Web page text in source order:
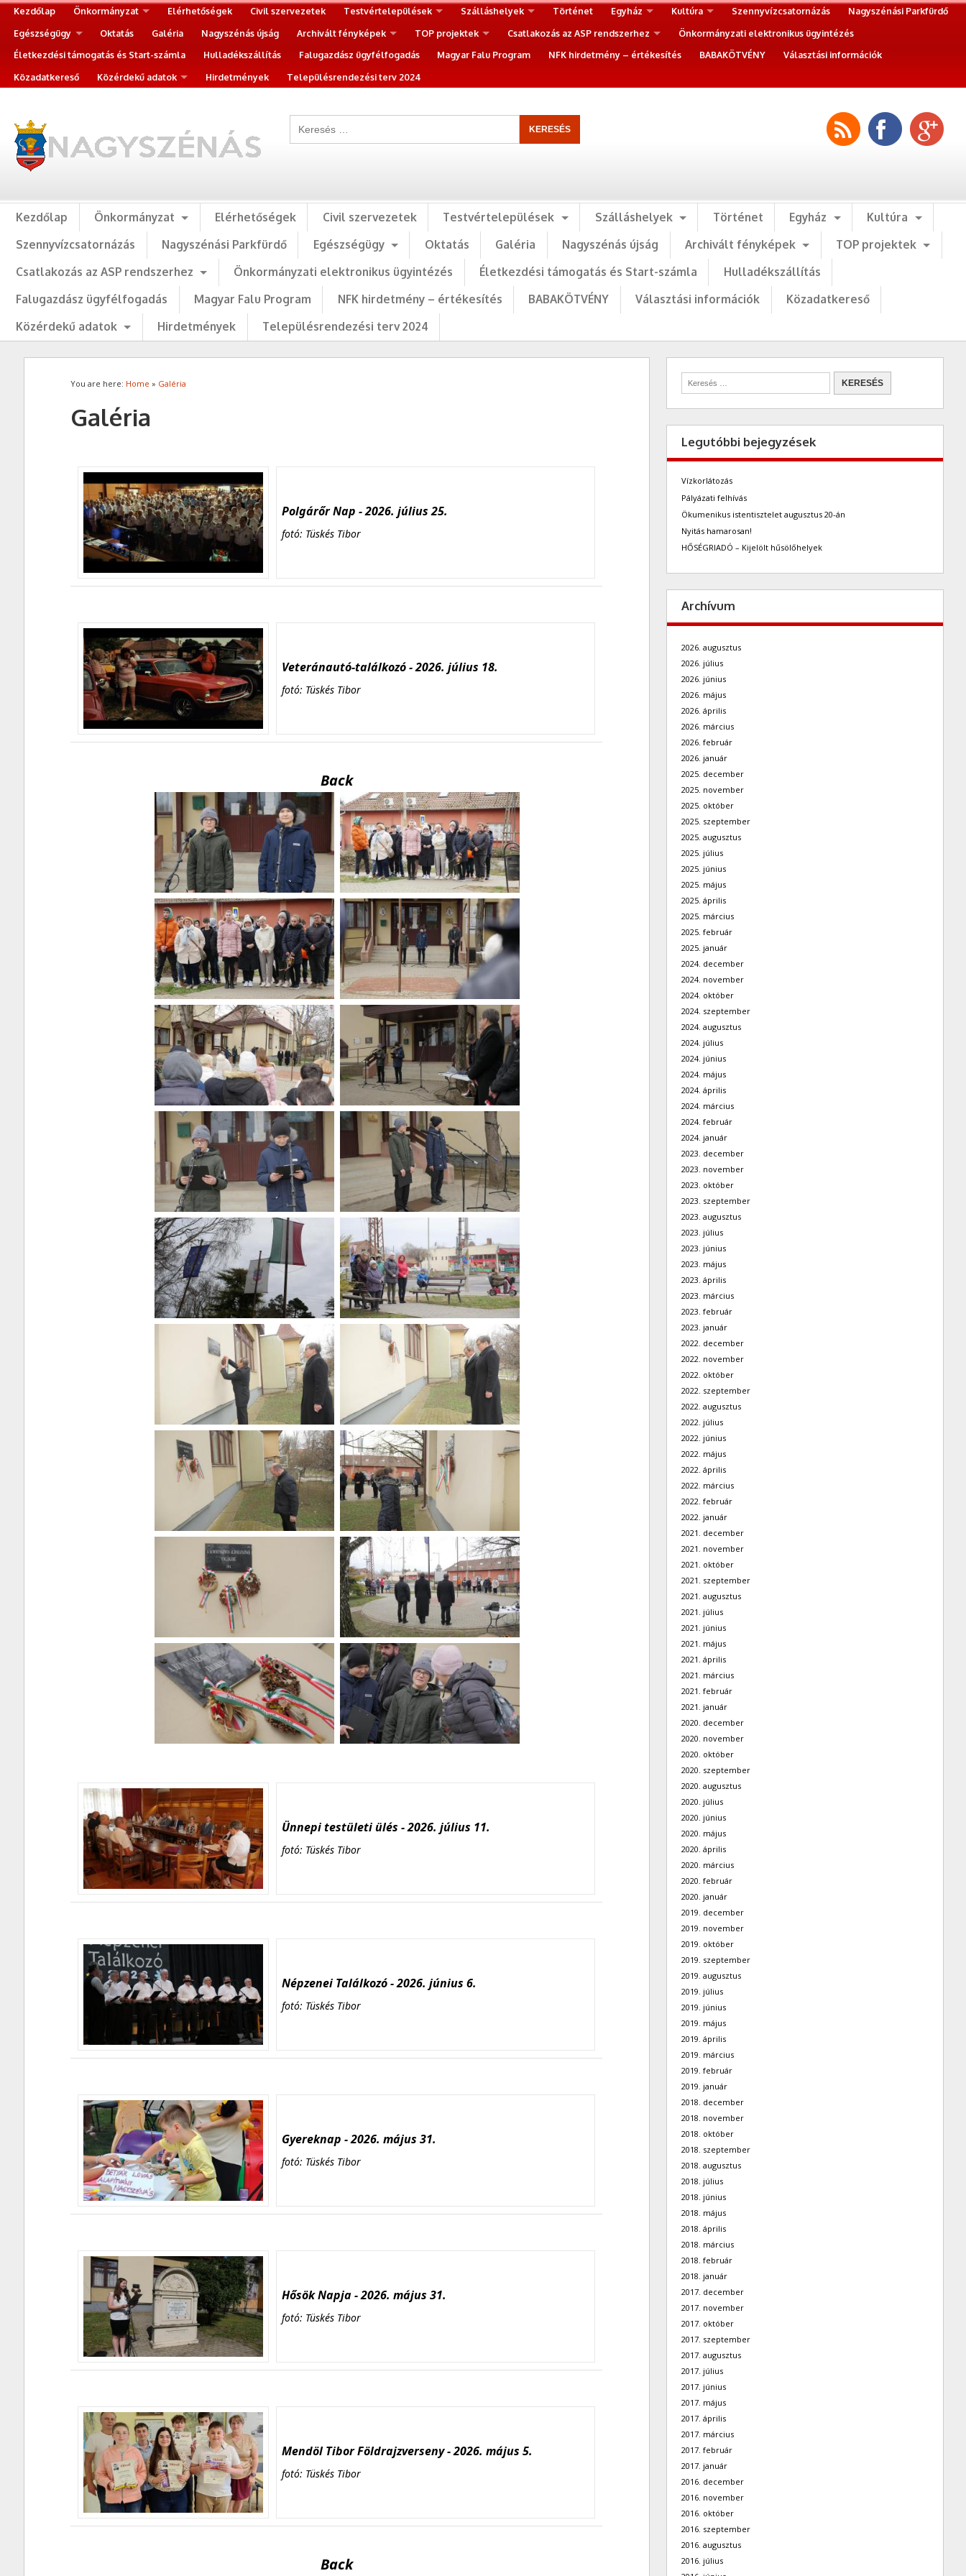
Kezdőlap Önkormányzat Elérhetőségek Civil szervezetek Testvértelepülések Szálláshelyek Történet Egyház Kultúra Szennyvízcsatornázás
Nagyszénási Parkfürdő
Egészségügy
Oktatás Galéria Nagyszénás újság Archivált fényképek TOP projektek Csatlakozás az ASP rendszerhez
Önkormányzati elektronikus ügyintézés
Életkezdési támogatás és Start-számla
Hulladékszállítás Falugazdász ügyfélfogadás Magyar Falu Program NFK hirdetmény – értékesítés BABAKÖTVÉNY
Választási információk
Közadatkereső
Közérdekű adatok Hirdetmények Településrendezési terv 2024
Kezdőlap Önkormányzat Elérhetőségek Civil szervezetek Testvértelepülések Szálláshelyek Történet Egyház
Kultúra
Szennyvízcsatornázás
Nagyszénási Parkfürdő Egészségügy Oktatás Galéria Nagyszénás újság Archivált fényképek
TOP projektek
Csatlakozás az ASP rendszerhez
Önkormányzati elektronikus ügyintézés Életkezdési támogatás és Start-számla
Hulladékszállítás
Falugazdász ügyfélfogadás
Magyar Falu Program NFK hirdetmény – értékesítés BABAKÖTVÉNY Választási információk
Közadatkereső
Közérdekű adatok
Hirdetmények Településrendezési terv 2024
You are here: Home » Galéria
Galéria
Polgárőr Nap - 2026. július 25.
fotó: Tüskés Tibor
Veteránautó-találkozó - 2026. július 18.
fotó: Tüskés Tibor
Back
Ünnepi testületi ülés - 2026. július 11.
fotó: Tüskés Tibor
Népzenei Találkozó - 2026. június 6.
fotó: Tüskés Tibor
Gyereknap - 2026. május 31.
fotó: Tüskés Tibor
Hősök Napja - 2026. május 31.
fotó: Tüskés Tibor
Mendöl Tibor Földrajzverseny - 2026. május 5.
fotó: Tüskés Tibor
Back
Legutóbbi bejegyzések
Vízkorlátozás
Pályázati felhívás
Ökumenikus istentisztelet augusztus 20-án
Nyitás hamarosan!
HŐSÉGRIADÓ – Kijelölt hűsölőhelyek
Archívum
2026. augusztus
2026. július
2026. június
2026. május
2026. április
2026. március
2026. február
2026. január
2025. december
2025. november
2025. október
2025. szeptember
2025. augusztus
2025. július
2025. június
2025. május
2025. április
2025. március
2025. február
2025. január
2024. december
2024. november
2024. október
2024. szeptember
2024. augusztus
2024. július
2024. június
2024. május
2024. április
2024. március
2024. február
2024. január
2023. december
2023. november
2023. október
2023. szeptember
2023. augusztus
2023. július
2023. június
2023. május
2023. április
2023. március
2023. február
2023. január
2022. december
2022. november
2022. október
2022. szeptember
2022. augusztus
2022. július
2022. június
2022. május
2022. április
2022. március
2022. február
2022. január
2021. december
2021. november
2021. október
2021. szeptember
2021. augusztus
2021. július
2021. június
2021. május
2021. április
2021. március
2021. február
2021. január
2020. december
2020. november
2020. október
2020. szeptember
2020. augusztus
2020. július
2020. június
2020. május
2020. április
2020. március
2020. február
2020. január
2019. december
2019. november
2019. október
2019. szeptember
2019. augusztus
2019. július
2019. június
2019. május
2019. április
2019. március
2019. február
2019. január
2018. december
2018. november
2018. október
2018. szeptember
2018. augusztus
2018. július
2018. június
2018. május
2018. április
2018. március
2018. február
2018. január
2017. december
2017. november
2017. október
2017. szeptember
2017. augusztus
2017. július
2017. június
2017. május
2017. április
2017. március
2017. február
2017. január
2016. december
2016. november
2016. október
2016. szeptember
2016. augusztus
2016. július